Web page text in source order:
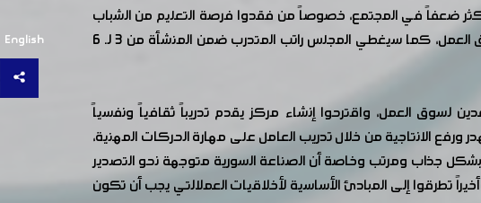
English
ضعفاً في المجتمع، خصوصاً من فقدوا فرصة التعليم من الشباب
الذين تتراوح أعمارهم بين 15 و35 عاماً، كما أشاروا إلى ان المتدرب سيخضع إلى سلسلة اختبارات للوصول إلى سوق العمل، كما سيغطي المجلس راتب المتدرب ضمن المنشأة من 3 لـ 6
العمل، واقترحوا إنشاء مركز يقدم تدريباً ثقافياً ونفسياً
الانتاجية من خلال تدريب العامل على مهارة الحركات المهنية،
بشكل جذاب ومرتب وخاصة أن الصناعة السورية متوجهة نحو التصدير
تطرقوا إلى المبادئ الأساسية لأخلاقيات العملالتي يجب أن تكون